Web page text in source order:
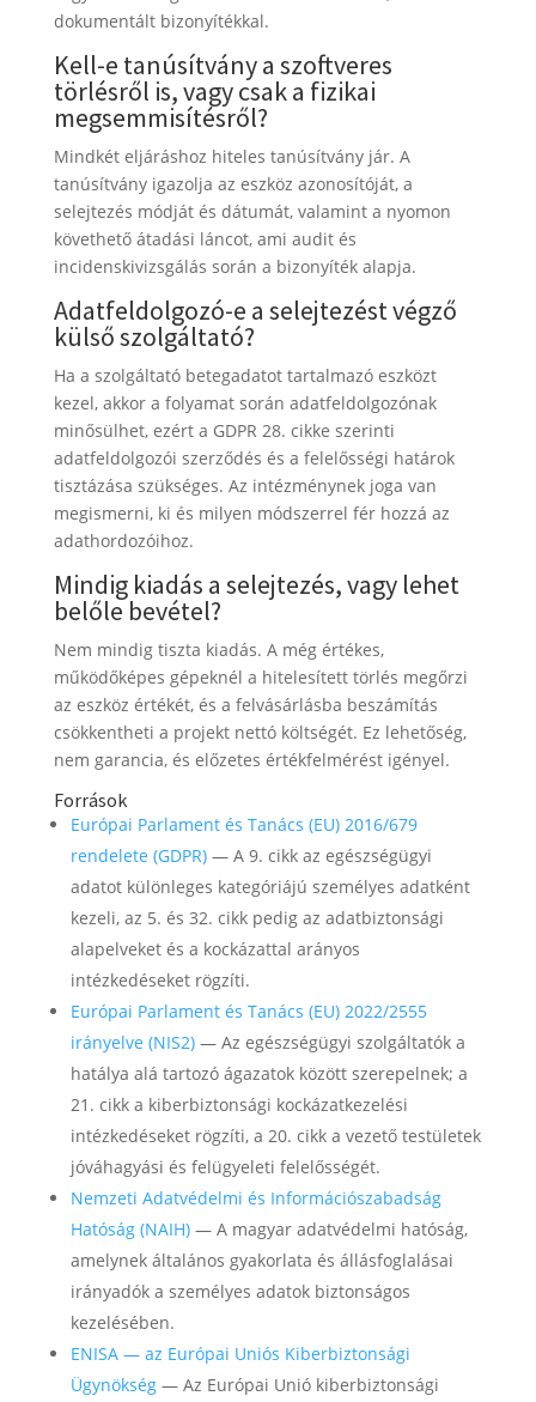
dokumentált bizonyítékkal.
Kell-e tanúsítvány a szoftveres
törlésről is, vagy csak a fizikai
megsemmisítésről?
Mindkét eljáráshoz hiteles tanúsítvány jár. A
tanúsítvány igazolja az eszköz azonosítóját, a
selejtezés módját és dátumát, valamint a nyomon
követhető átadási láncot, ami audit és
incidenskivizsgálás során a bizonyíték alapja.
Adatfeldolgozó-e a selejtezést végző
külső szolgáltató?
Ha a szolgáltató betegadatot tartalmazó eszközt
kezel, akkor a folyamat során adatfeldolgozónak
minősülhet, ezért a GDPR 28. cikke szerinti
adatfeldolgozói szerződés és a felelősségi határok
tisztázása szükséges. Az intézménynek joga van
megismerni, ki és milyen módszerrel fér hozzá az
adathordozóihoz.
Mindig kiadás a selejtezés, vagy lehet
belőle bevétel?
Nem mindig tiszta kiadás. A még értékes,
működőképes gépeknél a hitelesített törlés megőrzi
az eszköz értékét, és a felvásárlásba beszámítás
csökkentheti a projekt nettó költségét. Ez lehetőség,
nem garancia, és előzetes értékfelmérést igényel.
Források
Európai Parlament és Tanács (EU) 2016/679
rendelete (GDPR)— A 9. cikk az egészségügyi
adatot különleges kategóriájú személyes adatként
kezeli, az 5. és 32. cikk pedig az adatbiztonsági
alapelveket és a kockázattal arányos
intézkedéseket rögzíti.
Európai Parlament és Tanács (EU) 2022/2555
irányelve (NIS2)— Az egészségügyi szolgáltatók a
hatálya alá tartozó ágazatok között szerepelnek; a
21. cikk a kiberbiztonsági kockázatkezelési
intézkedéseket rögzíti, a 20. cikk a vezető testületek
jóváhagyási és felügyeleti felelősségét.
Nemzeti Adatvédelmi és Információszabadság
Hatóság (NAIH)— A magyar adatvédelmi hatóság,
amelynek általános gyakorlata és állásfoglalásai
irányadók a személyes adatok biztonságos
kezelésében.
ENISA — az Európai Uniós Kiberbiztonsági
Ügynökség— Az Európai Unió kiberbiztonsági